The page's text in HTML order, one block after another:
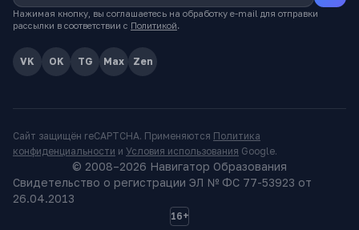
Нажимая кнопку, вы соглашаетесь на обработку e-mail для отправки
рассылки в соответствии с Политикой.
VK OK TG Max Zen
Сайт защищён reCAPTCHA. Применяются Политика
конфиденциальности и Условия использования Google.
© 2008–2026 Навигатор Образования
Свидетельство о регистрации ЭЛ № ФС 77-53923 от
26.04.2013
16+